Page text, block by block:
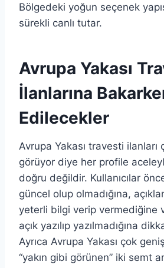
Bölgedeki yoğun seçenek
sürekli canlı tutar.
Avrupa Yakası
İlanlarına
Edilecekler
Avrupa Yakası travesti ilanları
görüyor diye her profile
doğru değildir. Kullanıcılar
güncel olup olmadığına,
yeterli bilgi verip vermediğine
açık yazılıp yazılmadığına
Ayrıca Avrupa Yakası çok
“yakın gibi görünen” iki semt